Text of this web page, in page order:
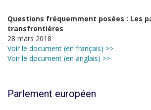
Questions fréquemment posées : Les
transfrontières
28 mars 2018
Voir le document (en français) >>
Voir le document (en anglais) >>
Parlement européen